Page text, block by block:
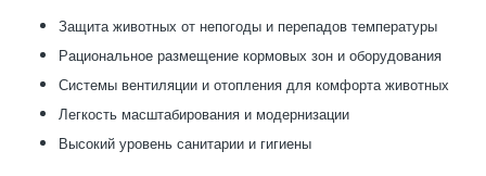
Защита животных от непогоды и перепадов температуры
Рациональное размещение кормовых зон и оборудования
Системы вентиляции и отопления для комфорта животных
Легкость масштабирования и модернизации
Высокий уровень санитарии и гигиены